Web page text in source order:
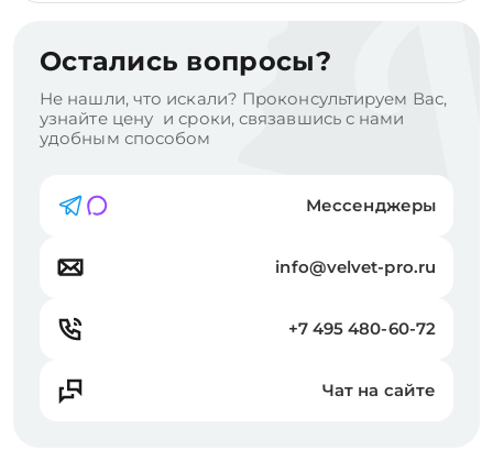
Остались вопросы?
Не нашли, что искали? Проконсультируем Вас,
узнайте цену и сроки, связавшись с нами
удобным способом
Мессенджеры
info@velvet-pro.ru
+7 495 480-60-72
Чат на сайте